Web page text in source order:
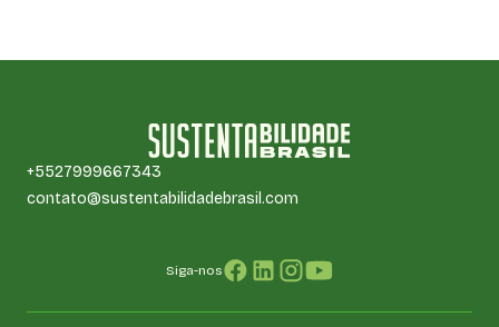
+5527999667343
contato@sustentabilidadebrasil.com
Siga-nos